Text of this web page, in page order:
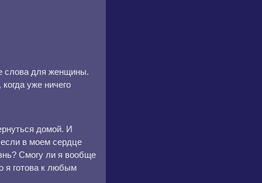
слова для женщины.
уже ничего
домой. И
в моем сердце
Смогу ли я вообще
я готова к любым